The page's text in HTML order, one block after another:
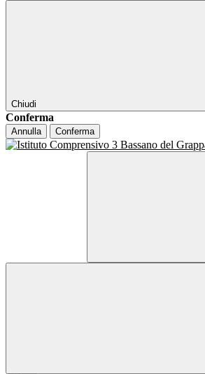
Chiudi
Conferma
Annulla Conferma